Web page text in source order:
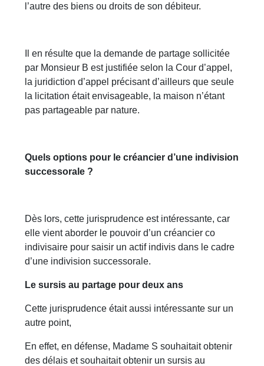
l’autre des biens ou droits de son débiteur.
Il en résulte que la demande de partage sollicitée
par Monsieur B est justifiée selon la Cour d’appel,
la juridiction d’appel précisant d’ailleurs que seule
la licitation était envisageable, la maison n’étant
pas partageable par nature.
Quels options pour le créancier d’une indivision
successorale ?
Dès lors, cette jurisprudence est intéressante, car
elle vient aborder le pouvoir d’un créancier co
indivisaire pour saisir un actif indivis dans le cadre
d’une indivision successorale.
Le sursis au partage pour deux ans
Cette jurisprudence était aussi intéressante sur un
autre point,
En effet, en défense, Madame S souhaitait obtenir
des délais et souhaitait obtenir un sursis au